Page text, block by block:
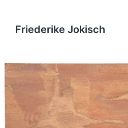
Friederike Jokisch